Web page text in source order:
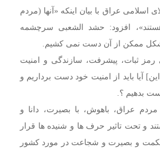
عراق با بیان اینکه «آنها (مردم
افزود: حشد الشعبی سرچشمه
ممکن از آن دست نمی کشیم.
ثبات، پیشرفت،‌ سازندگی و امنیت
آیا باید از امنیت خود دست برداریم و
بدهیم ؟.
عراق، باهوش، با بصیرت، دانا و
و تحت تاثیر حرف ها و شنیده ها قرار
و بصیرت و شجاعت در مورد کشور